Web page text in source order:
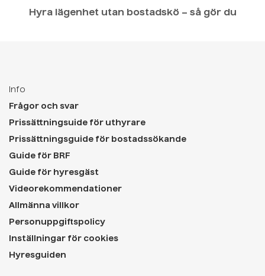
Hyra lägenhet utan bostadskö – så gör du
Info
Frågor och svar
Prissättningsuide för uthyrare
Prissättningsguide för bostadssökande
Guide för BRF
Guide för hyresgäst
Videorekommendationer
Allmänna villkor
Personuppgiftspolicy
Inställningar för cookies
Hyresguiden